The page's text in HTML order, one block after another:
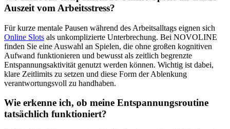
Auszeit vom Arbeitsstress?
Für kurze mentale Pausen während des Arbeitsalltags eignen sich
Online Slots als unkomplizierte Unterbrechung. Bei NOVOLINE
finden Sie eine Auswahl an Spielen, die ohne großen kognitiven
Aufwand funktionieren und bewusst als zeitlich begrenzte
Entspannungsaktivität genutzt werden können. Wichtig ist dabei,
klare Zeitlimits zu setzen und diese Form der Ablenkung
verantwortungsvoll zu handhaben.
Wie erkenne ich, ob meine Entspannungsroutine
tatsächlich funktioniert?